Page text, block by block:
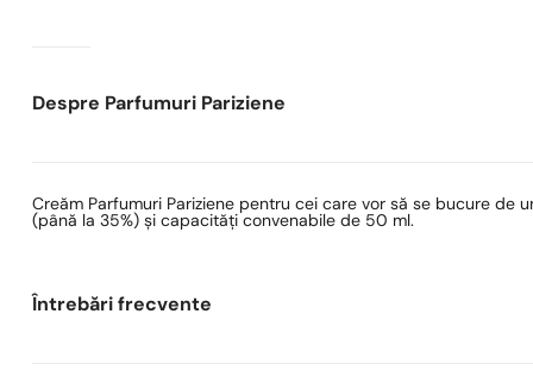
Despre Parfumuri Pariziene
Creăm Parfumuri Pariziene pentru cei care vor să se bucure
(până la 35%) și capacități convenabile de 50 ml.
Întrebări frecvente